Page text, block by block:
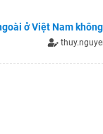
ở Việt Nam